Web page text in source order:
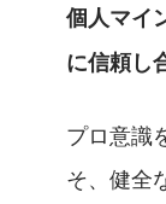
個人マイ
に信頼し
プロ意識
そ、健全